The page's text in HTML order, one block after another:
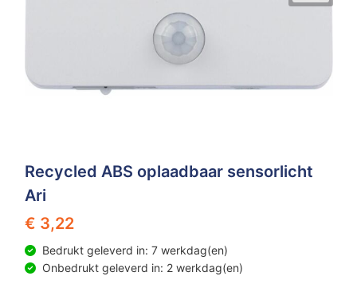
Recycled ABS oplaadbaar sensorlicht
Ari
€ 3,22
Bedrukt geleverd in: 7 werkdag(en)
Onbedrukt geleverd in: 2 werkdag(en)